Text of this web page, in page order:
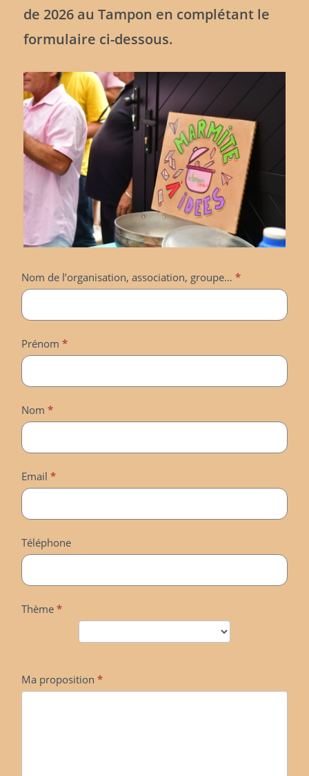
de 2026 au Tampon en complétant le
formulaire ci-dessous.
Une
suggestion
pour
Tampon
(Groupe,Organisme…)
Nom de l’organisation, association, groupe… *
Prénom *
Nom *
Email *
Téléphone
Thème *
Ma proposition *